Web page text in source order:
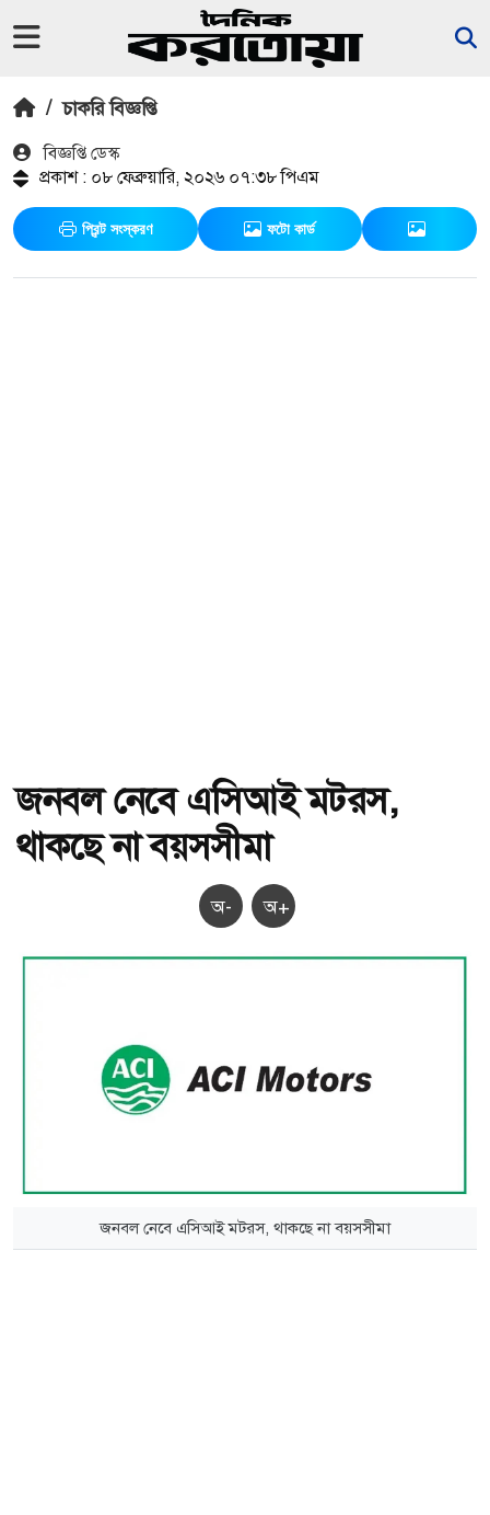
/ চাকরি বিজ্ঞপ্তি
বিজ্ঞপ্তি ডেস্ক
প্রকাশ : ০৮ ফেব্রুয়ারি, ২০২৬ ০৭:৩৮ পিএম
প্রিন্ট সংস্করণ ফটো কার্ড
জনবল নেবে এসিআই মটরস,
থাকছে না বয়সসীমা
অ- অ+
জনবল নেবে এসিআই মটরস, থাকছে না বয়সসীমা